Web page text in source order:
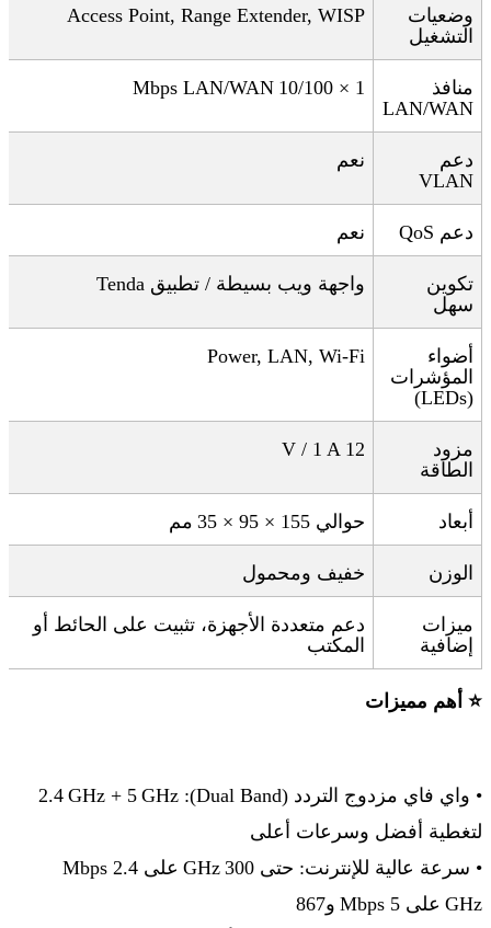
وضعيات
التشغيل
Access Point, Range Extender, WISP
منافذ
LAN/WAN
1 × 10/100
Mbps LAN/WAN
دعم
VLAN
نعم
دعم نعم
تكوين
سهل
واجهة ويب بسيطة / تطبيق Tenda
أضواء
المؤشرات
(LEDs)
Power, LAN, Wi‑Fi
مزود
الطاقة
12
V / 1 A
أبعاد حوالي 155 × 95 × 35 مم
الوزن خفيف ومحمول
ميزات
إضافية
دعم متعددة الأجهزة، تثبيت على الحائط أو
المكتب
⭐ أهم مميزات
• واي فاي مزدوج التردد (Dual Band): 2.4
GHz + 5 GHz
لتغطية أفضل وسرعات أعلى
• سرعة عالية للإنترنت: حتى 300 Mbps على 2.4 GHz
و867 Mbps على 5 GHz